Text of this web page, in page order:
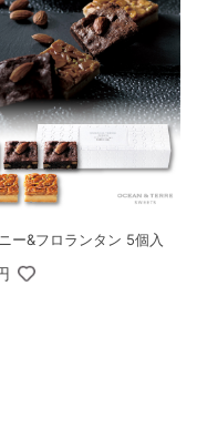
ー&フロランタン 5個入